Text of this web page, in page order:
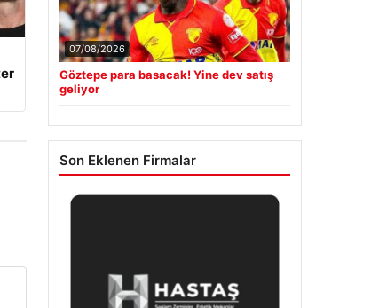
07/08/2026
Göztepe para basacak! Yine dev satış
geliyor
Son Eklenen Firmalar